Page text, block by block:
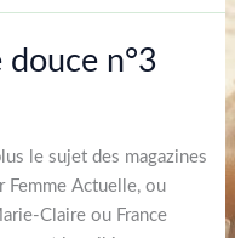
n°3
le sujet des magazines
Femme Actuelle, ou
Claire ou France